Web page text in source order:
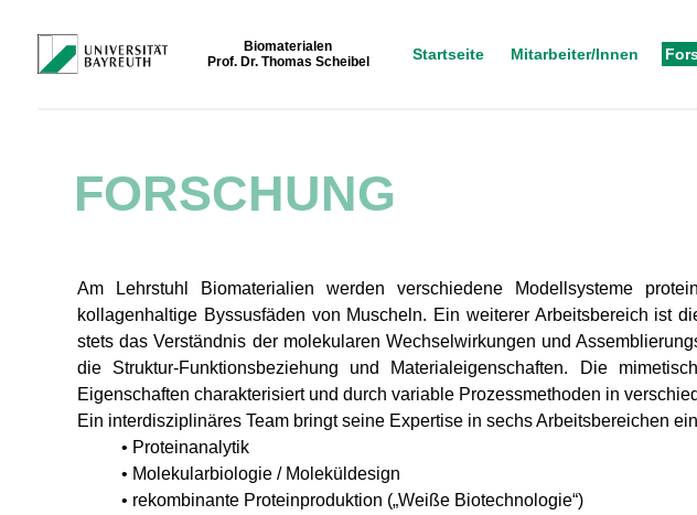
Biomaterialen
Prof. Dr. Thomas Scheibel
Startseite Mitarbeiter/Innen
FORSCHUNG
Am Lehrstuhl Biomaterialien werden verschiedene Modellsysteme
kollagenhaltige Byssusfäden von Muscheln. Ein weiterer Arbeitsbereich ist
stets das Verständnis der molekularen Wechselwirkungen und
die Struktur-Funktionsbeziehung und Materialeigenschaften. Die
Eigenschaften charakterisiert und durch variable Prozessmethoden in
Ein interdisziplinäres Team bringt seine Expertise in sechs Arbeitsbereichen
• Proteinanalytik
• Molekularbiologie / Moleküldesign
• rekombinante Proteinproduktion („Weiße Biotechnologie“)